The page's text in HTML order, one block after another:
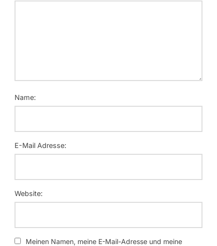
Name:
E-Mail Adresse:
Website:
Meinen Namen, meine E-Mail-Adresse und meine